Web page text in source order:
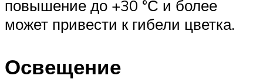
повышение до +30 °С и более
может привести к гибели цветка.
Освещение